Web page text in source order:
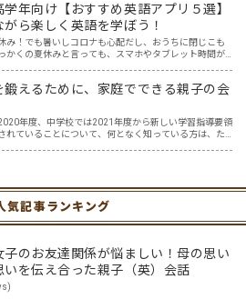
学年向け【おすすめ英語アプリ５選】
がら楽しく英語を学ぼう！
み！でも暑いしコロナも心配だし、おうちに閉じこも
かくの夏休みと言っても、スマホやタブレット時間が
鍛えるために、家庭でできる親子の会
年度、中学校では2021年度から新しい学習指導要領
れていることについて、何となく知っている方は、た
気記事ランキング
子のお友達関係が悩ましい！母の思い
いを伝え合った親子（英）会話